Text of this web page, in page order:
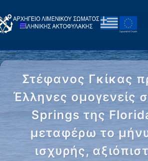
Στέφανος Γκίκας
Έλληνες ομογενείς
Springs της
μεταφέρω το
ισχυρής,